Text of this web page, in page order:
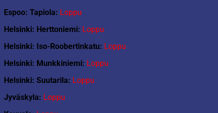
Espoo: Tapiola: Loppu
Helsinki: Herttoniemi: Loppu
Helsinki: Iso-Roobertinkatu: Loppu
Helsinki: Munkkiniemi: Loppu
Helsinki: Suutarila: Loppu
Jyväskyla: Loppu